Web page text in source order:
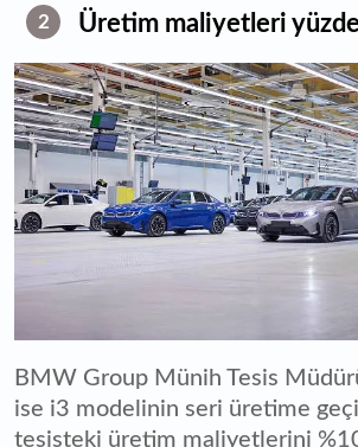
2 Üretim maliyetleri
BMW Group Münih Tesis
ise i3 modelinin seri üretime
tesisteki üretim maliyetlerini